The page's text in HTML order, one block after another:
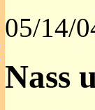
05/14/
Nass